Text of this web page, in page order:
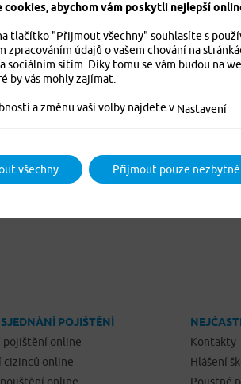
POJIŠTĚNÍ
pojištění online
cizinců online
Kontakty
Hlášení
cookies, abychom vám poskytli nejlepší
tlačítko "Přijmout všechny" souhlasíte s
zpracováním údajů o vašem chování na
sociálním sítím. Díky tomu se vám budou na
by vás mohly zajímat.
a změnu vaší volby najdete v Nastavení.
všechny Přijmout pouze nezbytné